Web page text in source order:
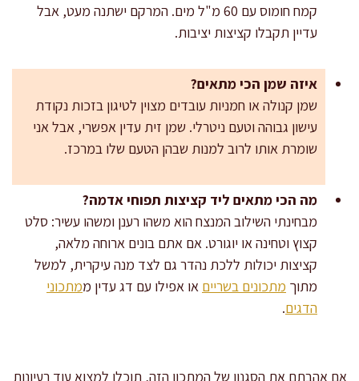
קמח חומוס עם 60 מ"ל מים. המרקם ישתנה מעט, אבל
עדיין תקבלו קציצות יציבות.
איזה שמן הכי מתאים?
שמן קנולה או חמניות עובדים מצוין לטיגון בזכות נקודת
עישון גבוהה וטעם ניטרלי. שמן זית עדין אפשרי, אבל אני
שומרת אותו לרוב למנות שבהן הטעם שלו במרכז.
מה הכי מתאים ליד קציצות תפוחי אדמה?
מבחינתי השילוב המנצח הוא משהו רענן ומשהו עשיר: סלט
קצוץ וטחינה או יוגורט. אם אתם בונים ארוחה מלאה,
קציצות יכולות ללכת נהדר גם לצד מנה עיקרית, למשל
מתוך מתכונים בשריים או אפילו עם דג עדין ממתכוני
הדגים.
אם אהבתם את הסגנון של המתכון הזה, תוכלו למצוא עוד רעיונות